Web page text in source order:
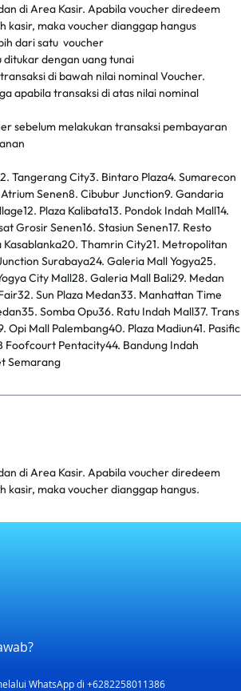
di Area Kasir. Apabila voucher diredeem
kasir, maka voucher dianggap hangus
dari satu voucher
dengan uang tunai
di bawah nilai nominal Voucher.
apabila transaksi di atas nilai nominal
sebelum melakukan transaksi pembayaran
Tangerang City3. Bintaro Plaza4. Sumarecon
Senen8. Cibubur Junction9. Gandaria
Plaza Kalibata13. Pondok Indah Mall14.
Grosir Senen16. Stasiun Senen17. Resto
Thamrin City21. Metropolitan
Surabaya24. Galeria Mall Yogya25.
City Mall28. Galeria Mall Bali29. Medan
Sun Plaza Medan33. Manhattan Time
Somba Opu36. Ratu Indah Mall37. Trans
Mall Palembang40. Plaza Madiun41. Pasific
Foofcourt Pentacity44. Bandung Indah
Semarang
di Area Kasir. Apabila voucher diredeem
kasir, maka voucher dianggap hangus.
WhatsApp di +6282258011386